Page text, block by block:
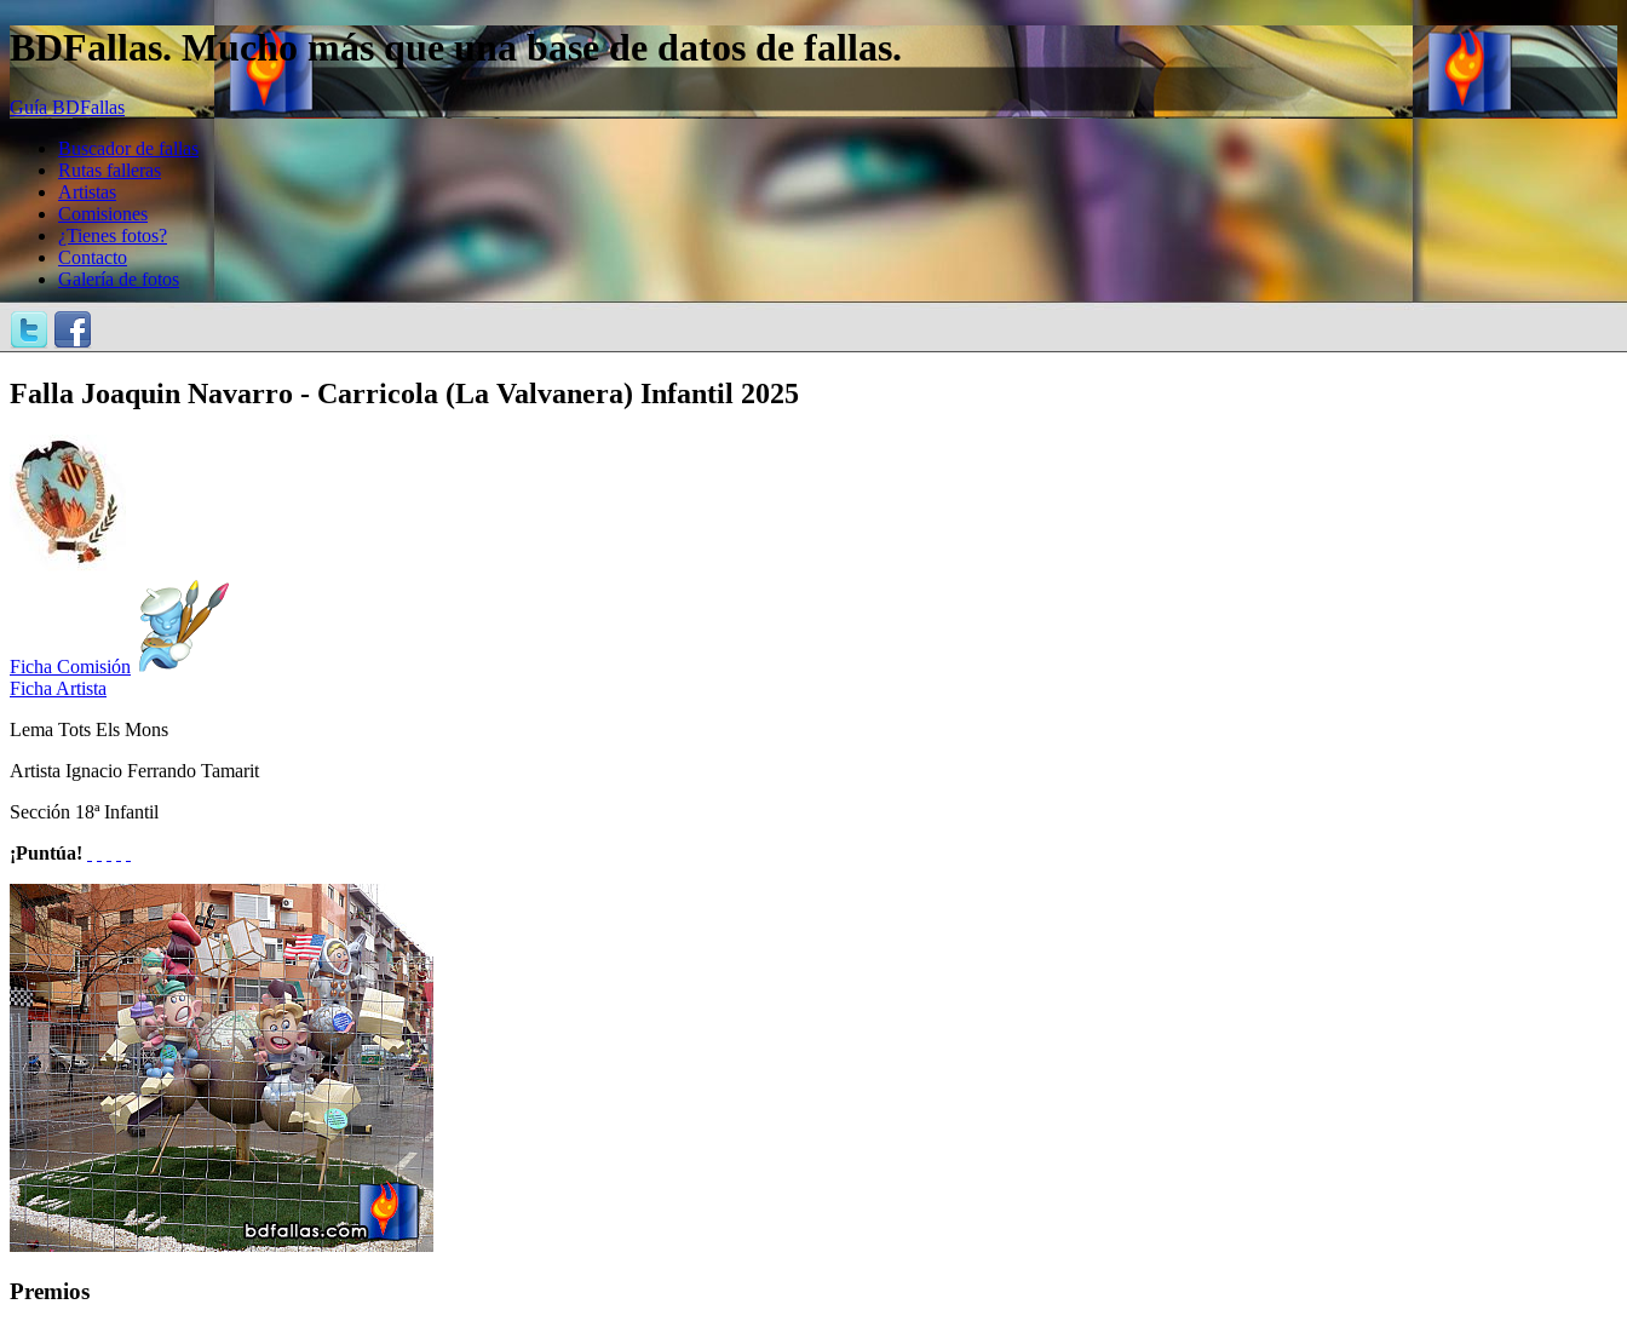
BDFallas. Mucho más que una base de datos de fallas.
Guía BDFallas
Buscador de fallas
Rutas falleras
Artistas
Comisiones
¿Tienes fotos?
Contacto
Galería de fotos
Falla Joaquin Navarro - Carricola (La Valvanera) Infantil 2025
Ficha Comisión
Ficha Artista
Lema Tots Els Mons
Artista Ignacio Ferrando Tamarit
Sección 18ª Infantil
¡Puntúa!
Premios